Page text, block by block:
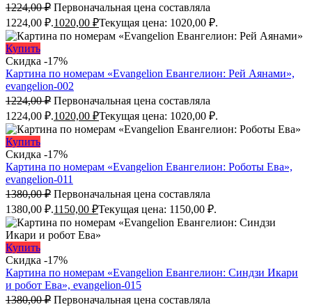
1224,00₽ Первоначальная цена составляла
1224,00 ₽.1020,00 ₽Текущая цена: 1020,00 ₽.
Купить
Скидка -17%
Картина по номерам «Evangelion Евангелион: Рей Аянами»,
evangelion-002
1224,00₽ Первоначальная цена составляла
1224,00 ₽.1020,00 ₽Текущая цена: 1020,00 ₽.
Купить
Скидка -17%
Картина по номерам «Evangelion Евангелион: Роботы Ева»,
evangelion-011
1380,00₽ Первоначальная цена составляла
1380,00 ₽.1150,00 ₽Текущая цена: 1150,00 ₽.
Купить
Скидка -17%
Картина по номерам «Evangelion Евангелион: Синдзи Икари
и робот Ева», evangelion-015
1380,00₽ Первоначальная цена составляла